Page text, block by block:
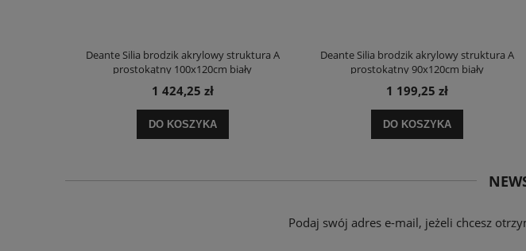
Deante Silia brodzik akrylowy struktura A
prostokątny 100x120cm biały
1 424,25 zł
DO KOSZYKA
Deante Silia brodzik akrylowy struktura A
prostokątny 90x120cm biały
1 199,25 zł
DO KOSZYKA
Podaj swój adres e-mail, jeżeli chcesz